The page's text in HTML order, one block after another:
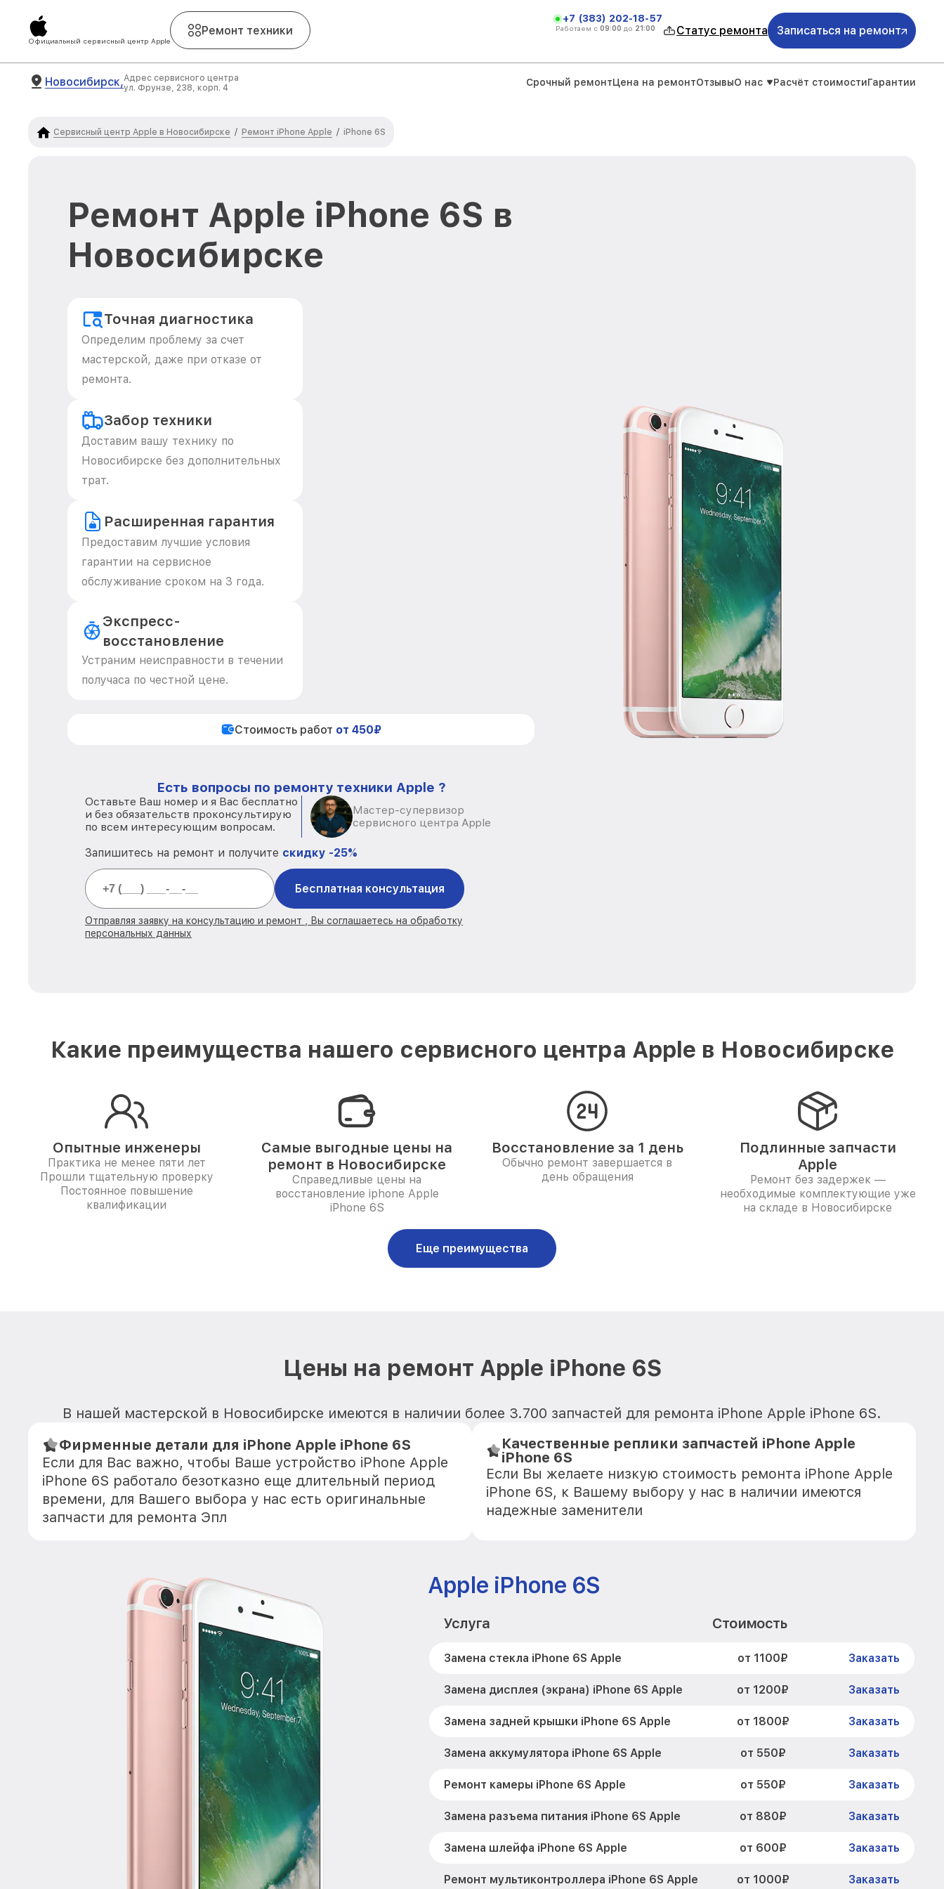
Официальный сервисный центр Apple
Ремонт техники
+7 (383) 202-18-57
Работаем с 09:00 до 21:00 Статус ремонта Записаться на ремонт
Новосибирск,Адрес сервисного центра
ул. Фрунзе, 238, корп. 4
Срочный ремонтЦена на ремонтОтзывыО нас Расчёт стоимостиГарантии
Сервисный центр Apple в Новосибирске / Ремонт iPhone Apple / iPhone 6S
Ремонт Apple iPhone 6S в
Новосибирске
Точная диагностика
Определим проблему за счет
мастерской, даже при отказе от
ремонта.
Забор техники
Доставим вашу технику по
Новосибирске без дополнительных
трат.
Расширенная гарантия
Предоставим лучшие условия
гарантии на сервисное
обслуживание сроком на 3 года.
Экспресс-
восстановление
Устраним неисправности в течении
получаса по честной цене.
Стоимость работ от 450₽
Есть вопросы по ремонту техники Apple ?
Оставьте Ваш номер и я Вас бесплатно
и без обязательств проконсультирую
по всем интересующим вопросам.
Мастер-супервизор
сервисного центра Apple
Запишитесь на ремонт и получите скидку -25%
Бесплатная консультация
Отправляя заявку на консультацию и ремонт , Вы соглашаетесь на обработку
персональных данных
Какие преимущества нашего сервисного центра Apple в Новосибирске
Опытные инженеры
Практика не менее пяти лет
Прошли тщательную проверку
Постоянное повышение
квалификации
Самые выгодные цены на
ремонт в Новосибирске
Справедливые цены на
восстановление iphone Apple
iPhone 6S
Восстановление за 1 день
Обычно ремонт завершается в
день обращения
Подлинные запчасти
Apple
Ремонт без задержек —
необходимые комплектующие уже
на складе в Новосибирске
Еще преимущества
Цены на ремонт Apple iPhone 6S
В нашей мастерской в Новосибирске имеются в наличии более 3.700 запчастей для ремонта iPhone Apple iPhone 6S.
Фирменные детали для iPhone Apple iPhone 6S
Если для Вас важно, чтобы Ваше устройство iPhone Apple
iPhone 6S работало безотказно еще длительный период
времени, для Вашего выбора у нас есть оригинальные
запчасти для ремонта Эпл
Качественные реплики запчастей iPhone Apple
iPhone 6S
Если Вы желаете низкую стоимость ремонта iPhone Apple
iPhone 6S, к Вашему выбору у нас в наличии имеются
надежные заменители
Apple iPhone 6S
Услуга Стоимость
Замена стекла iPhone 6S Apple от 1100₽ Заказать
Замена дисплея (экрана) iPhone 6S Apple от 1200₽ Заказать
Замена задней крышки iPhone 6S Apple от 1800₽ Заказать
Замена аккумулятора iPhone 6S Apple от 550₽ Заказать
Ремонт камеры iPhone 6S Apple от 550₽ Заказать
Замена разъема питания iPhone 6S Apple от 880₽ Заказать
Замена шлейфа iPhone 6S Apple от 600₽ Заказать
Ремонт мультиконтроллера iPhone 6S Apple от 1000₽ Заказать